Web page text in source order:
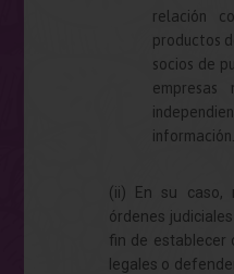
relación
productos
socios de
empresas
información.
(ii) En su caso,
órdenes
fin de establecer
legales o